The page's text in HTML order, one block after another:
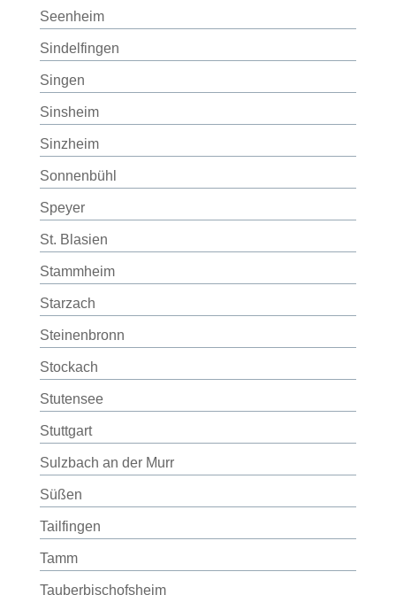
Seenheim
Sindelfingen
Singen
Sinsheim
Sinzheim
Sonnenbühl
Speyer
St. Blasien
Stammheim
Starzach
Steinenbronn
Stockach
Stutensee
Stuttgart
Sulzbach an der Murr
Süßen
Tailfingen
Tamm
Tauberbischofsheim